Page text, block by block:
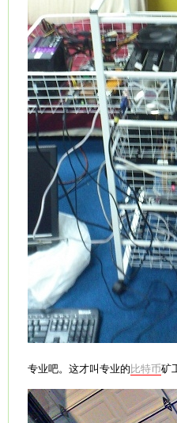
专业吧。这才叫专业的 比特币矿